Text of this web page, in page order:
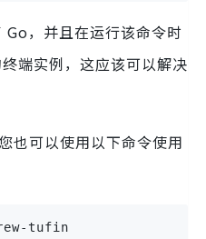
，并且在运行该命令时
端实例，这应该可以解决
也可以使用以下命令使用
tufin